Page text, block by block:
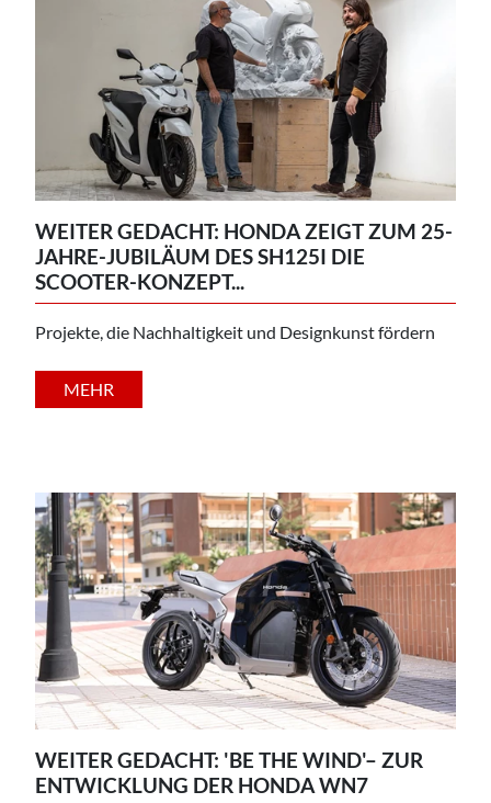
WEITER GEDACHT: HONDA ZEIGT ZUM 25-
JAHRE-JUBILÄUM DES SH125I DIE
SCOOTER-KONZEPT...
Projekte, die Nachhaltigkeit und Designkunst fördern
MEHR
WEITER GEDACHT: 'BE THE WIND'– ZUR
ENTWICKLUNG DER HONDA WN7